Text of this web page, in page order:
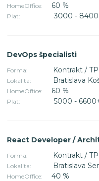
HomeOffice: 60 %
Plat: 3000 -
DevOps špecialisti
Forma: Kontrakt /
Lokalita: Bratislava
HomeOffice: 60 %
Plat: 5000 -
React Developer /
Forma: Kontrakt /
Lokalita: Bratislava
HomeOffice: 40 %